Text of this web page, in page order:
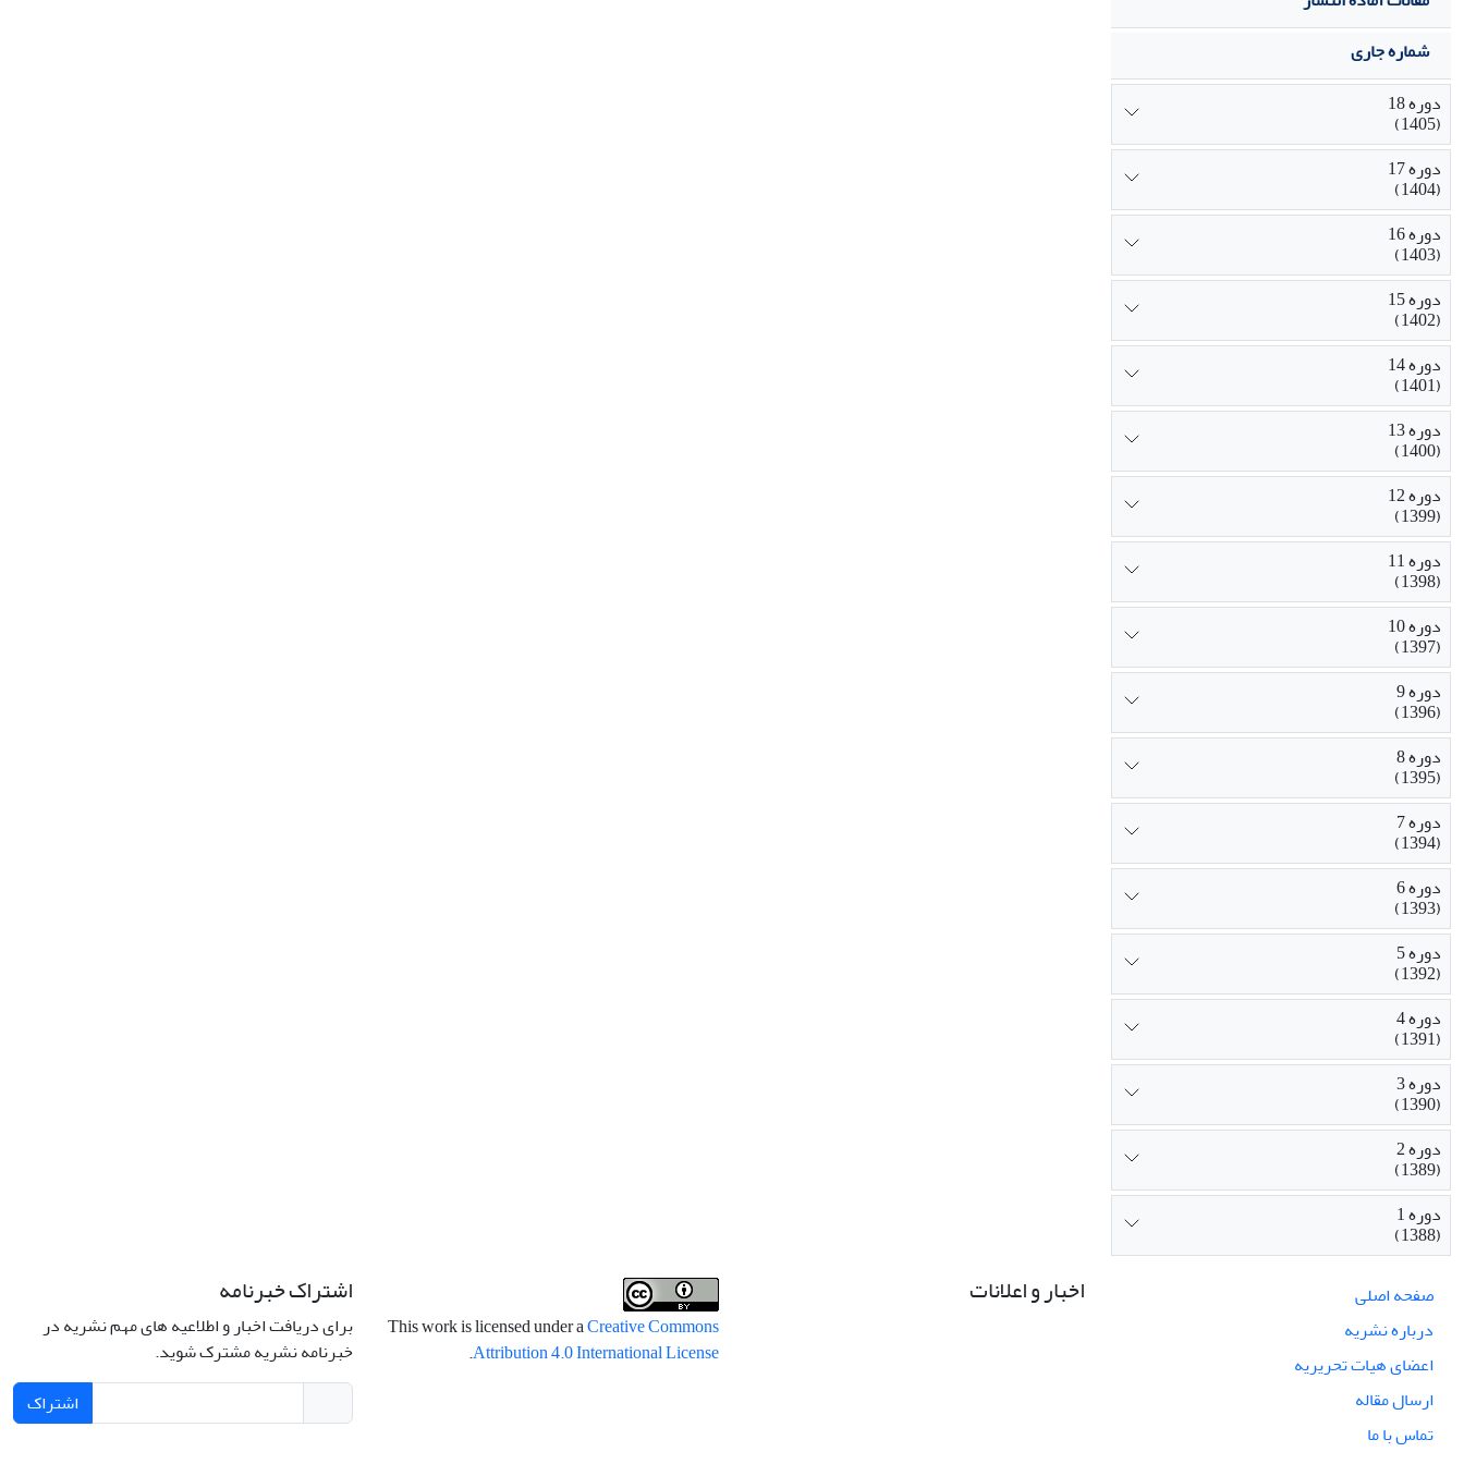
شماره جاری
دوره 18
(1405)
دوره 17
(1404)
دوره 16
(1403)
دوره 15
(1402)
دوره 14
(1401)
دوره 13
(1400)
دوره 12
(1399)
دوره 11
(1398)
دوره 10
(1397)
دوره 9
(1396)
دوره 8
(1395)
دوره 7
(1394)
دوره 6
(1393)
دوره 5
(1392)
دوره 4
(1391)
دوره 3
(1390)
دوره 2
(1389)
دوره 1
(1388)
صفحه اصلی
درباره نشریه
اعضای هیات تحریریه
ارسال مقاله
تماس با ما
اخبار و اعلانات
This work is licensed under aCreative Commons
Attribution 4.0 International License
.
اشتراک خبرنامه
برای دریافت اخبار و اطلاعیه های مهم نشریه در
خبرنامه نشریه مشترک شوید.
اشتراک